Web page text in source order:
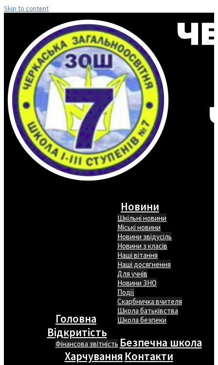
Skip to content
Головна
Новини
Шкільні новини
Міські новини
Новини звідусіль
Новини з класів
Наші вітання
Наші досягнення
Для учнів
Новини ЗНО
Події
Скарбничка вчителя
Школа батьківства
Школа безпеки
Відкритість
Фінансова звітність Безпечна школа
Харчування Контакти